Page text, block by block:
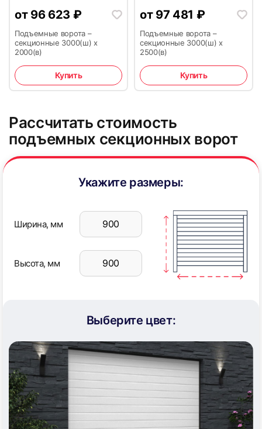
от 96 623 ₽
Подъемные ворота –
секционные 3000(ш) х
2000(в)
Купить
от 97 481 ₽
Подъемные ворота –
секционные 3000(ш) х
2500(в)
Купить
Рассчитать стоимость
подъемных секционных ворот
Укажите размеры:
Ширина, мм
Высота, мм
Выберите цвет: